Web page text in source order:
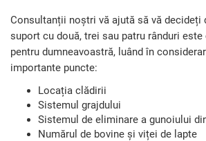
Consultanții noștri vă ajută să vă decideți
suport cu două, trei sau patru rânduri
pentru dumneavoastră, luând în
importante puncte:
Locația clădirii
Sistemul grajdului
Sistemul de eliminare a gunoiului
Numărul de bovine și viței de lapte